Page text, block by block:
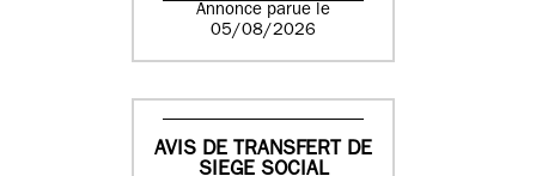
Annonce parue le
05/08/2026
AVIS DE TRANSFERT DE
SIEGE SOCIAL